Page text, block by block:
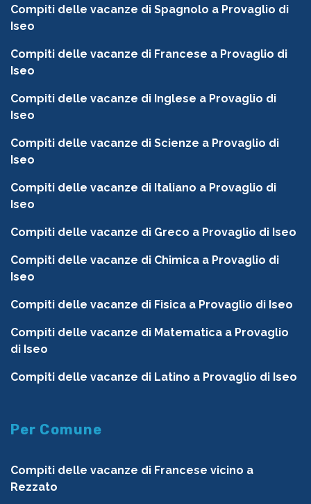
Compiti delle vacanze di Spagnolo a Provaglio di
Iseo
Compiti delle vacanze di Francese a Provaglio di
Iseo
Compiti delle vacanze di Inglese a Provaglio di
Iseo
Compiti delle vacanze di Scienze a Provaglio di
Iseo
Compiti delle vacanze di Italiano a Provaglio di
Iseo
Compiti delle vacanze di Greco a Provaglio di Iseo
Compiti delle vacanze di Chimica a Provaglio di
Iseo
Compiti delle vacanze di Fisica a Provaglio di Iseo
Compiti delle vacanze di Matematica a Provaglio
di Iseo
Compiti delle vacanze di Latino a Provaglio di Iseo
Per Comune
Compiti delle vacanze di Francese vicino a
Rezzato